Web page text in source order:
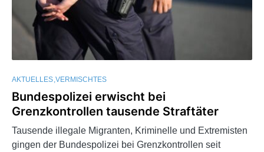
AKTUELLES VERMISCHTES
Bundespolizei erwischt bei
Grenzkontrollen tausende Straftäter
Tausende illegale Migranten, Kriminelle und Extremisten
gingen der Bundespolizei bei Grenzkontrollen seit